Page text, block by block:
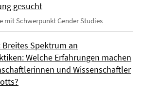
gesucht
mit Schwerpunkt Gender Studies
Spektrum an
Welche Erfahrungen machen
und Wissenschaftler